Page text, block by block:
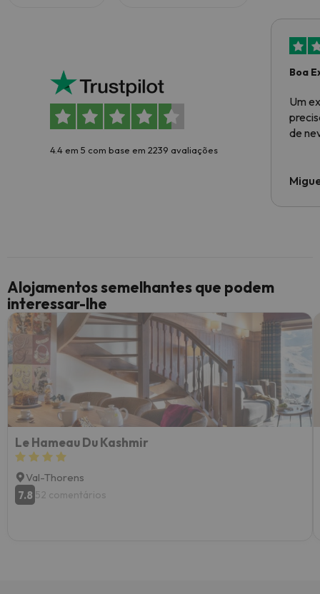
4.4 em 5 com base em 2239 avaliações
Boa
Um
de
Alojamentos semelhantes que podem
interessar-lhe
Le Hameau Du Kashmir
Val-Thorens
7.8 52 comentários